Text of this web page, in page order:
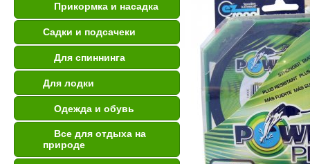
Прикормка и насадка
Садки и подсачеки
Для спиннинга
Для лодки
Одежда и обувь
Все для отдыха на
природе